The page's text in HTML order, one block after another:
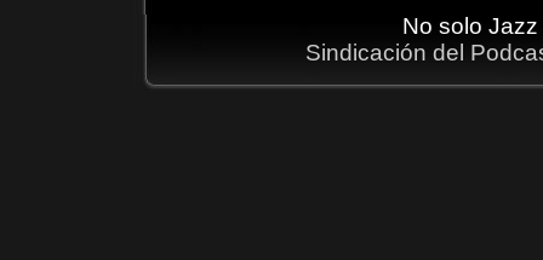
No solo
Sindicación del